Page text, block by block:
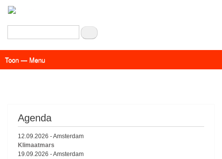
inhoud
Zoeken
Menu
Toon — Menu
Agenda
12.09.2026 -Amsterdam
Klimaatmars
19.09.2026 -Amsterdam